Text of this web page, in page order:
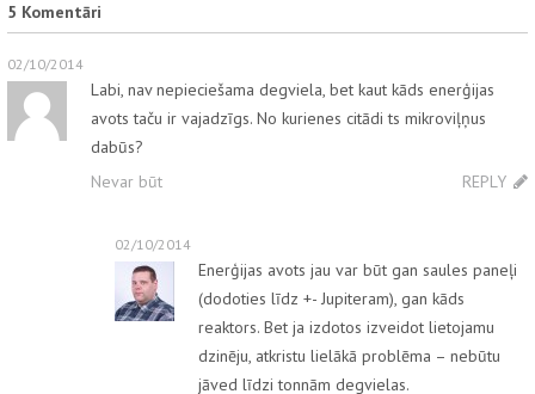
5 Komentāri
02/10/2014
Labi, nav nepieciešama degviela, bet kaut kāds enerģijas
avots taču ir vajadzīgs. No kurienes citādi ts mikroviļņus
dabūs?
Nevar būt
REPLY
02/10/2014
Enerģijas avots jau var būt gan saules paneļi
(dodoties līdz +- Jupiteram), gan kāds
reaktors. Bet ja izdotos izveidot lietojamu
dzinēju, atkristu lielākā problēma – nebūtu
jāved līdzi tonnām degvielas.